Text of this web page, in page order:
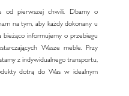
od pierwszej chwili. Dbamy o
na tym, aby każdy dokonany u
bieżąco informujemy o przebiegu
Wasze meble. Przy
z indywidualnego transportu,
dotrą do Was w idealnym